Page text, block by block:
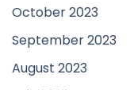
October 2023
September 2023
August 2023